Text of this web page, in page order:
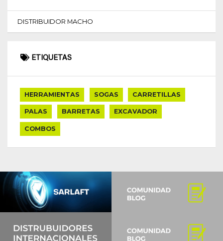
Eventos
DISTRIBUIDOR MACHO
ETIQUETAS
HERRAMIENTAS SOGAS CARRETILLAS
PALAS BARRETAS EXCAVADOR
COMBOS